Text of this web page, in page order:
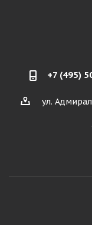
+7 (495)
ул.